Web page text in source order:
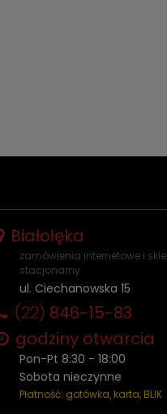
Białołęka
zamówienia internetowe i
stacjonarny
ul. Ciechanowska 15
(22) 846-15-83
godziny otwarcia
Pon-Pt 8:30 - 18:00
Sobota nieczynne
Płatność: gotówka, karta, BLIK